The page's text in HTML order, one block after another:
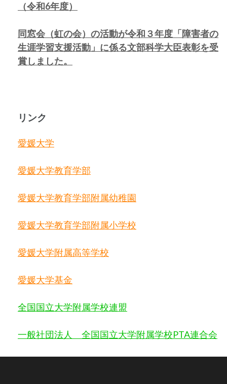
（令和6年度）
同窓会（虹の会）の活動が令和３年度「障害者の
生涯学習支援活動」に係る文部科学大臣表彰を受
賞しました。
リンク
愛媛大学
愛媛大学教育学部
愛媛大学教育学部附属幼稚園
愛媛大学教育学部附属小学校
愛媛大学附属高等学校
愛媛大学基金
全国国立大学附属学校連盟
一般社団法人 全国国立大学附属学校PTA連合会